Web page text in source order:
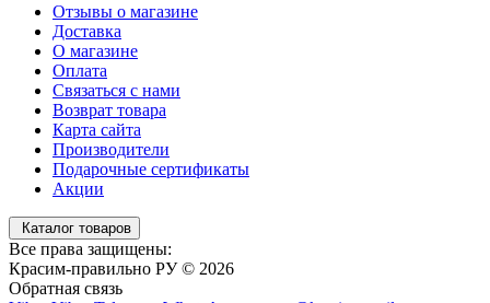
Отзывы о магазине
Доставка
О магазине
Оплата
Связаться с нами
Возврат товара
Карта сайта
Производители
Подарочные сертификаты
Акции
Каталог товаров
Все права защищены:
Красим-правильно РУ © 2026
Обратная связь